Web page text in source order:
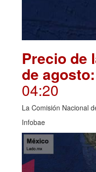
Precio de
de
04:20
La Comisión Nacional
Infobae